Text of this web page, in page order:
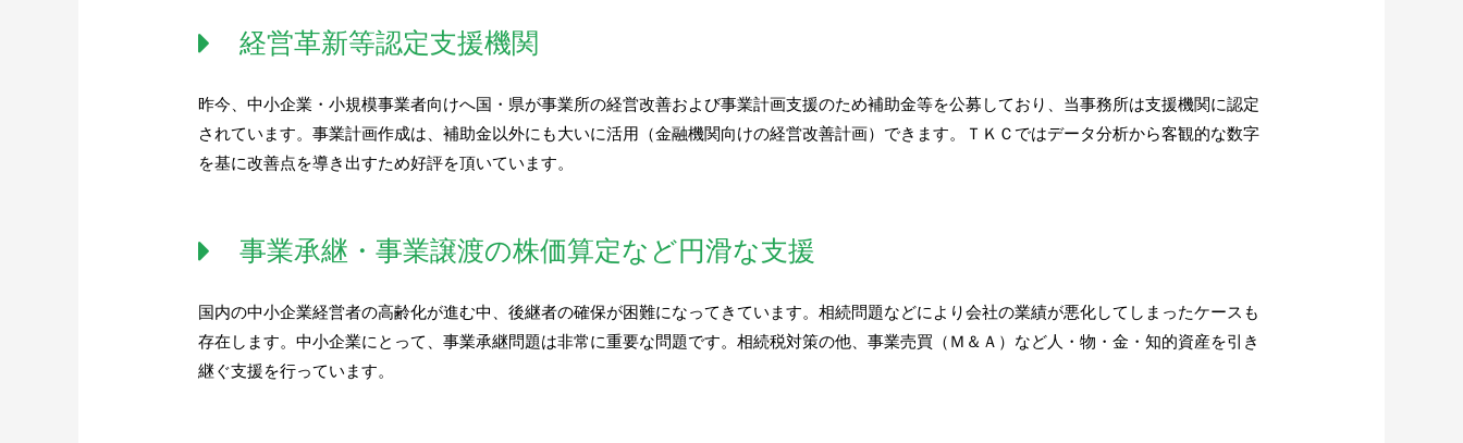
経営革新等認定支援機関
昨今、中小企業・小規模事業者向けへ国・県が事業所の経営改善および事業計画支援のため補助金等を公募しており、当事務所は支援機関に認定
されています。事業計画作成は、補助金以外にも大いに活用（金融機関向けの経営改善計画）できます。ＴＫＣではデータ分析から客観的な数字
を基に改善点を導き出すため好評を頂いています。
事業承継・事業譲渡の株価算定など円滑な支援
国内の中小企業経営者の高齢化が進む中、後継者の確保が困難になってきています。相続問題などにより会社の業績が悪化してしまったケースも
存在します。中小企業にとって、事業承継問題は非常に重要な問題です。相続税対策の他、事業売買（Ｍ＆Ａ）など人・物・金・知的資産を引き
継ぐ支援を行っています。